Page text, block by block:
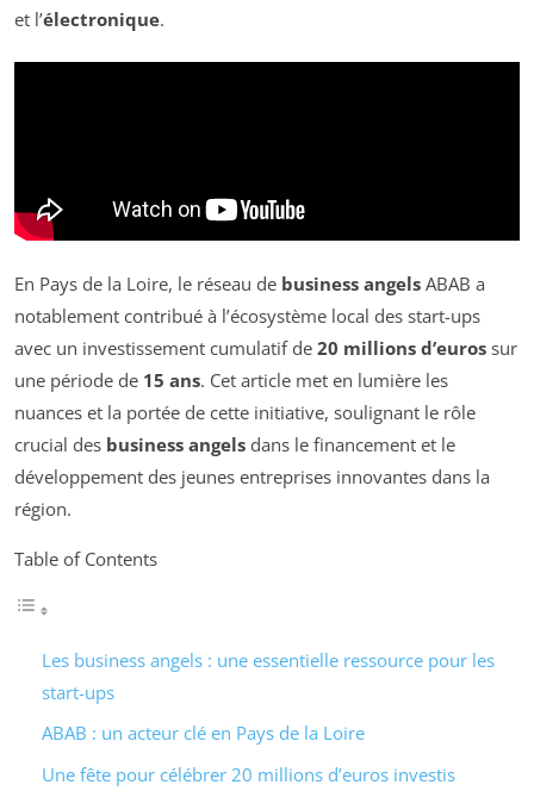
et l’électronique.
En Pays de la Loire, le réseau de business angels ABAB a
notablement contribué à l’écosystème local des start-ups
avec un investissement cumulatif de 20 millions d’euros sur
une période de 15 ans. Cet article met en lumière les
nuances et la portée de cette initiative, soulignant le rôle
crucial des business angels dans le financement et le
développement des jeunes entreprises innovantes dans la
région.
Table of Contents
Les business angels : une essentielle ressource pour les
start-ups
ABAB : un acteur clé en Pays de la Loire
Une fête pour célébrer 20 millions d’euros investis